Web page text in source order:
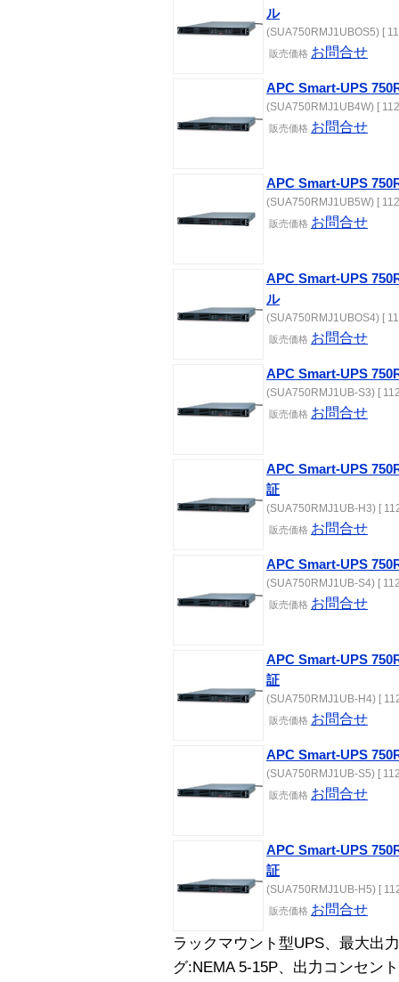
ル
(SUA750RMJ1UBOS5) [
販売価格 お問合せ
APC Smart-UPS
(SUA750RMJ1UB4W) [
販売価格 お問合せ
APC Smart-UPS
(SUA750RMJ1UB5W) [
販売価格 お問合せ
APC Smart-UPS
ル
(SUA750RMJ1UBOS4) [
販売価格 お問合せ
APC Smart-UPS
(SUA750RMJ1UB-S3) [
販売価格 お問合せ
APC Smart-UPS
証
(SUA750RMJ1UB-H3) [
販売価格 お問合せ
APC Smart-UPS
(SUA750RMJ1UB-S4) [
販売価格 お問合せ
APC Smart-UPS
証
(SUA750RMJ1UB-H4) [
販売価格 お問合せ
APC Smart-UPS
(SUA750RMJ1UB-S5) [
販売価格 お問合せ
APC Smart-UPS
証
(SUA750RMJ1UB-H5) [
販売価格 お問合せ
ラックマウント型UPS、最大出
グ:NEMA 5-15P、出力コンセン